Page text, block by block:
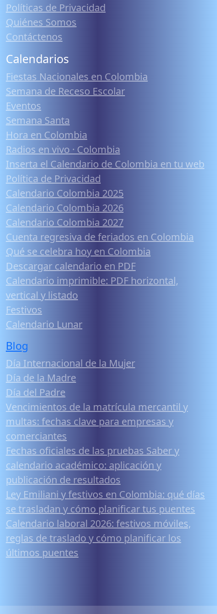
Políticas de Privacidad
Quiénes Somos
Contáctenos
Calendarios
Fiestas Nacionales en Colombia
Semana de Receso Escolar
Eventos
Semana Santa
Hora en Colombia
Radios en vivo · Colombia
Inserta el Calendario de Colombia en tu web
Política de Privacidad
Calendario Colombia 2025
Calendario Colombia 2026
Calendario Colombia 2027
Cuenta regresiva de feriados en Colombia
Qué se celebra hoy en Colombia
Descargar calendario en PDF
Calendario imprimible: PDF horizontal,
vertical y listado
Festivos
Calendario Lunar
Blog
Día Internacional de la Mujer
Día de la Madre
Día del Padre
Vencimientos de la matrícula mercantil y
multas: fechas clave para empresas y
comerciantes
Fechas oficiales de las pruebas Saber y
calendario académico: aplicación y
publicación de resultados
Ley Emiliani y festivos en Colombia: qué días
se trasladan y cómo planificar tus puentes
Calendario laboral 2026: festivos móviles,
reglas de traslado y cómo planificar los
últimos puentes